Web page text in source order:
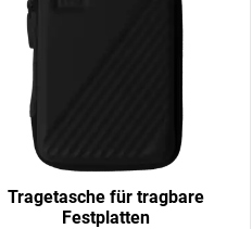
Tragetasche für tragbare
Festplatten